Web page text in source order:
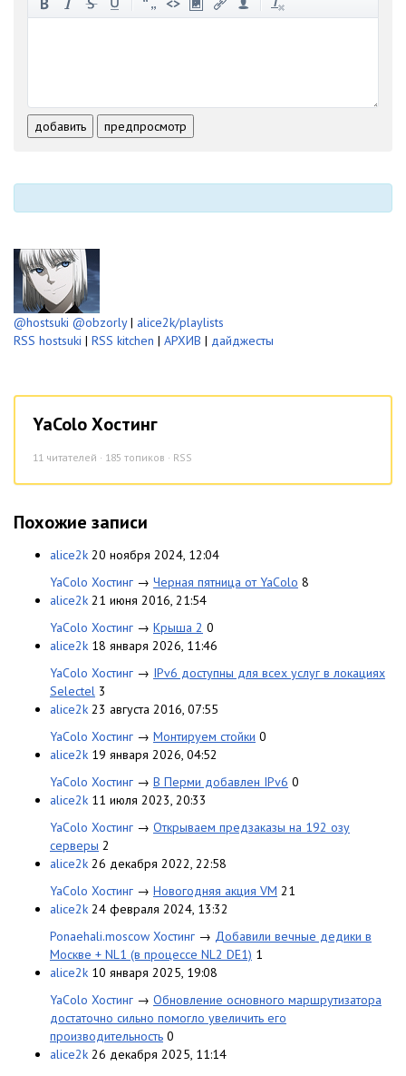
-
-
-
добавить предпросмотр
@hostsuki @obzorly| alice2k/playlists
RSS hostsuki | RSS kitchen | АРХИВ | дайджесты
YaColo Хостинг
11 читателей · 185 топиков · RSS
Похожие записи
alice2k 20 ноября 2024, 12:04
YaColo Хостинг → Черная пятница от YaColo 8
alice2k 21 июня 2016, 21:54
YaColo Хостинг → Крыша 2 0
alice2k 18 января 2026, 11:46
YaColo Хостинг → IPv6 доступны для всех услуг в локациях
Selectel 3
alice2k 23 августа 2016, 07:55
YaColo Хостинг → Монтируем стойки 0
alice2k 19 января 2026, 04:52
YaColo Хостинг → В Перми добавлен IPv6 0
alice2k 11 июля 2023, 20:33
YaColo Хостинг → Открываем предзаказы на 192 озу
серверы 2
alice2k 26 декабря 2022, 22:58
YaColo Хостинг → Новогодняя акция VM 21
alice2k 24 февраля 2024, 13:32
Ponaehali.moscow Хостинг → Добавили вечные дедики в
Москве + NL1 (в процессе NL2 DE1) 1
alice2k 10 января 2025, 19:08
YaColo Хостинг → Обновление основного маршрутизатора
достаточно сильно помогло увеличить его
производительность 0
alice2k 26 декабря 2025, 11:14